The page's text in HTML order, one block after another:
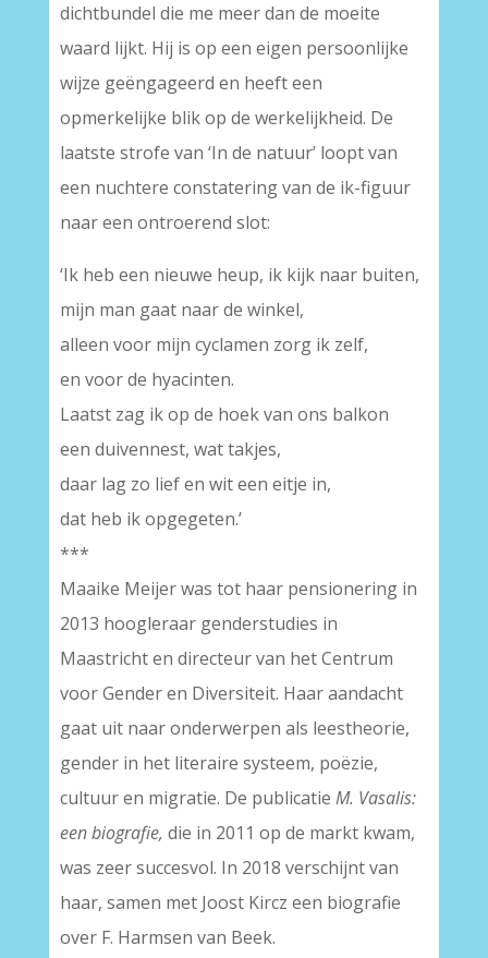
dichtbundel die me meer dan de moeite
waard lijkt. Hij is op een eigen persoonlijke
wijze geëngageerd en heeft een
opmerkelijke blik op de werkelijkheid. De
laatste strofe van ‘In de natuur’ loopt van
een nuchtere constatering van de ik-figuur
naar een ontroerend slot:
‘Ik heb een nieuwe heup, ik kijk naar buiten,
mijn man gaat naar de winkel,
alleen voor mijn cyclamen zorg ik zelf,
en voor de hyacinten.
Laatst zag ik op de hoek van ons balkon
een duivennest, wat takjes,
daar lag zo lief en wit een eitje in,
dat heb ik opgegeten.’
***
Maaike Meijer was tot haar pensionering in
2013 hoogleraar genderstudies in
Maastricht en directeur van het Centrum
voor Gender en Diversiteit. Haar aandacht
gaat uit naar onderwerpen als leestheorie,
gender in het literaire systeem, poëzie,
cultuur en migratie. De publicatie M. Vasalis:
een biografie, die in 2011 op de markt kwam,
was zeer succesvol. In 2018 verschijnt van
haar, samen met Joost Kircz een biografie
over F. Harmsen van Beek.